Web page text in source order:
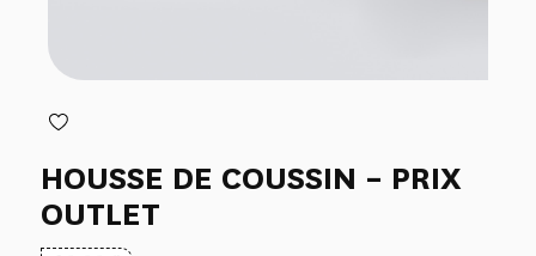
HOUSSE DE COUSSIN – PRIX
OUTLET